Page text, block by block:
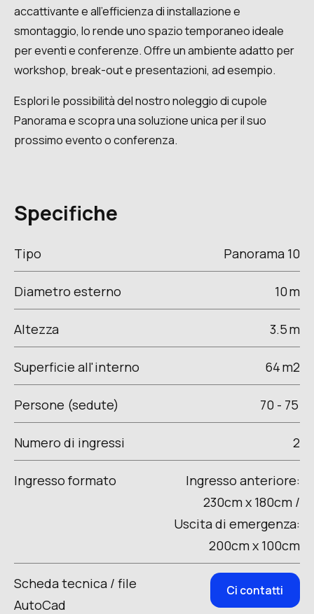
Specifiche
Tipo Panorama 10
Diametro esterno 10m
Altezza 3.5m
Superficie all'interno 64m2
Persone (sedute) 70 - 75
Numero di ingressi 2
Ingresso formato
Ingresso anteriore:
230cm x 180cm /
Uscita di emergenza:
200cm x 100cm
Scheda tecnica / file
AutoCad
Ci contatti
accattivante e all'efficienza di installazione e
smontaggio, lo rende uno spazio temporaneo ideale
per eventi e conferenze. Offre un ambiente adatto per
workshop, break-out e presentazioni, ad esempio.
Esplori le possibilità del nostro noleggio di cupole
Panorama e scopra una soluzione unica per il suo
prossimo evento o conferenza.